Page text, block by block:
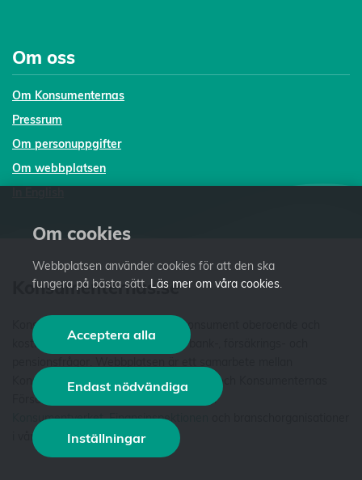
Om oss
Om Konsumenternas
Pressrum
Om personuppgifter
Om webbplatsen
Konsumenternas.se
Konsumenternas.se ger dig som konsument oberoende och
kostnadsfri fakta och vägledning i bank-, försäkrings- och
Konsumenternas Bank- och finansbyrå och Konsumenternas
Försäkringsbyrå. Vi är stiftelser som har
Konsumentverket,Finansinspektionen
i våra styrelser. Läs merom oss .
Om cookies
Webbplatsen använder cookies för att den ska
fungera på bästa sätt. Läs mer om våra cookies.
Acceptera alla
Endast nödvändiga
Inställningar